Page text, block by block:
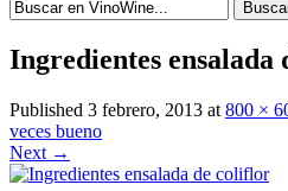
Ingredientes
Published 3 febrero, 2013 at 800 ×
veces bueno
Next →